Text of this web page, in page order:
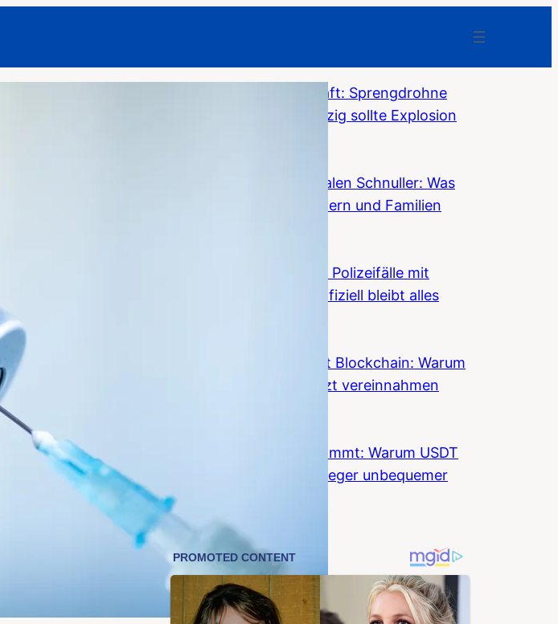
Bundesanwaltschaft: Sprengdrohne
am Flughafen Leipzig sollte Explosion
Weg mit dem digitalen Schnuller: Was
Smartphones Kindern und Familien
Niederlande: 7.500 Polizeifälle mit
Asylmigranten – offiziell bleibt alles
Wall Street umarmt Blockchain: Warum
Banken Krypto jetzt vereinnahmen
Stablecoin-KYC kommt: Warum USDT
und USDC fuer Anleger unbequemer
Coinzeitung